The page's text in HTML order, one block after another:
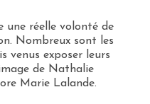
une réelle volonté de
Nombreux sont les
venus exposer leurs
de Nathalie
Marie Lalande.